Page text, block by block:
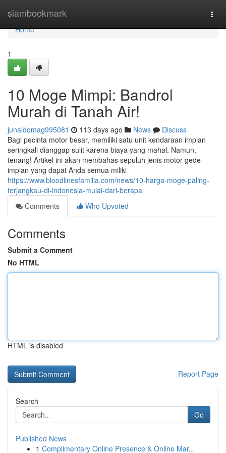
siambookmark
Home
Home
1
10 Moge Mimpi: Bandrol
Murah di Tanah Air!
junaidomag995081 113 days ago News
Discuss
Bagi pecinta motor besar, memiliki satu unit kendaraan impian
seringkali dianggap sulit karena biaya yang mahal. Namun,
tenang! Artikel ini akan membahas sepuluh jenis motor gede
impian yang dapat Anda semua miliki
https://www.bloodlinesfamilia.com/news/10-harga-moge-paling-
terjangkau-di-indonesia-mulai-dari-berapa
Comments
Who Upvoted
Comments
Submit a Comment
No HTML
HTML is disabled
Report Page
Search
Go
Published News
1 Complimentary Online Presence & Online Mar...